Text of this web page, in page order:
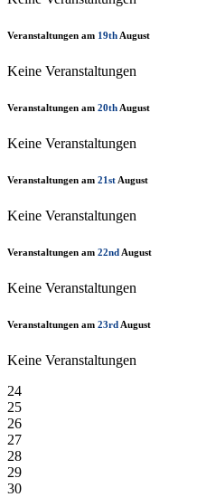
Veranstaltungen am 19th August
Keine Veranstaltungen
Veranstaltungen am 20th August
Keine Veranstaltungen
Veranstaltungen am 21st August
Keine Veranstaltungen
Veranstaltungen am 22nd August
Keine Veranstaltungen
Veranstaltungen am 23rd August
Keine Veranstaltungen
24
25
26
27
28
29
30